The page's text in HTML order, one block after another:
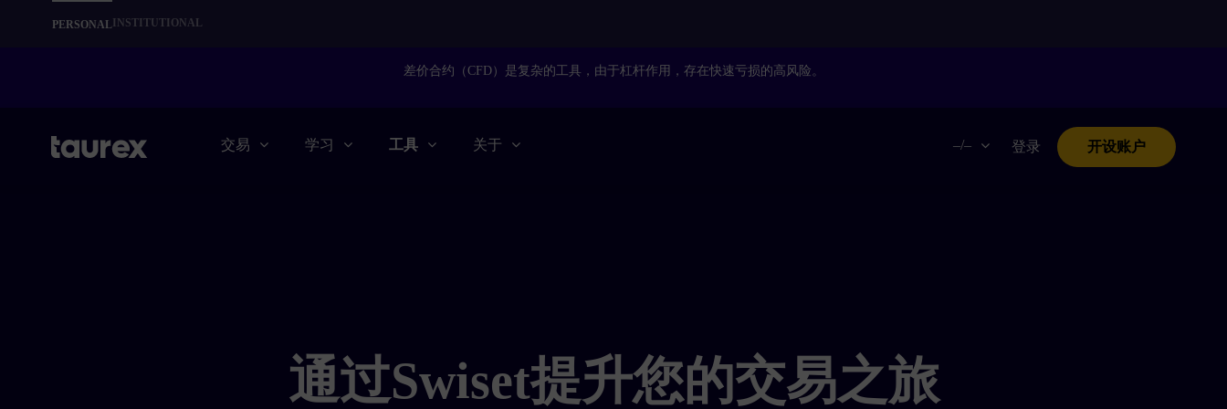
PERSONAL INSTITUTIONAL
差价合约（CFD）是复杂的工具，由于杠杆作用，存在快速亏损的高风险。
交易 学习 工具 关于 –/– 登录 开设账户
通过Swiset提升您的交易之旅